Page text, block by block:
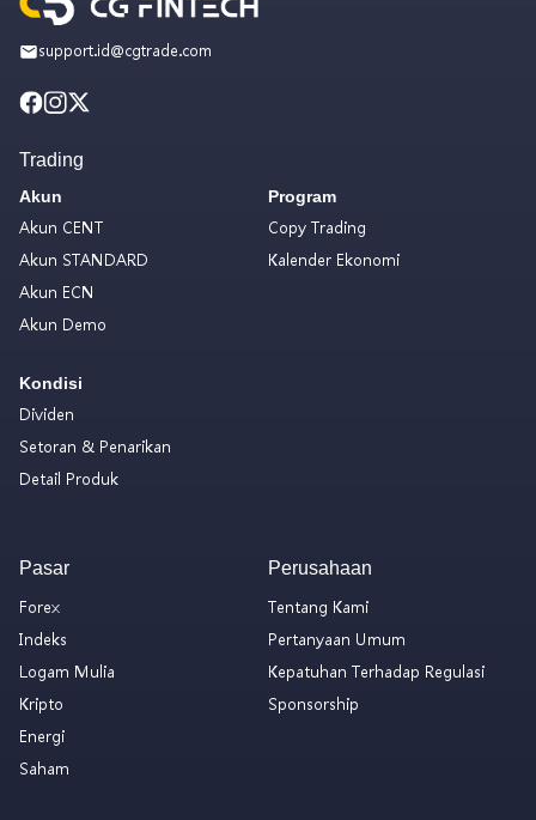
support.id@cgtrade.com
Trading
Akun
Akun CENT
Akun STANDARD
Akun ECN
Akun Demo
Kondisi
Dividen
Setoran & Penarikan
Detail Produk
Program
Copy Trading
Kalender Ekonomi
Pasar
Forex
Indeks
Logam Mulia
Kripto
Energi
Saham
Perusahaan
Tentang Kami
Pertanyaan Umum
Kepatuhan Terhadap Regulasi
Sponsorship